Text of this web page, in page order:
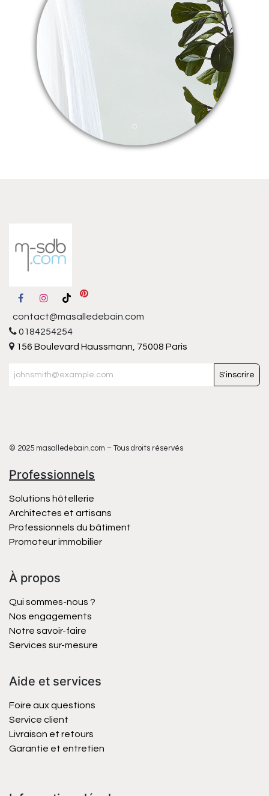
contact@masalledebain.com
0184254254
156 Boulevard Haussmann, 75008 Paris
S'inscrire
© 2025 masalledebain.com – Tous droits réservés
Professionnels
Solutions hôtellerie
Architectes et artisans
Professionnels du bâtiment
Promoteur immobilier
À propos
Qui sommes-nous ?
Nos engagements
Notre savoir-faire
Services sur-mesure
Aide et services
Foire aux questions
Service client
Livraison et retours
Garantie et entretien